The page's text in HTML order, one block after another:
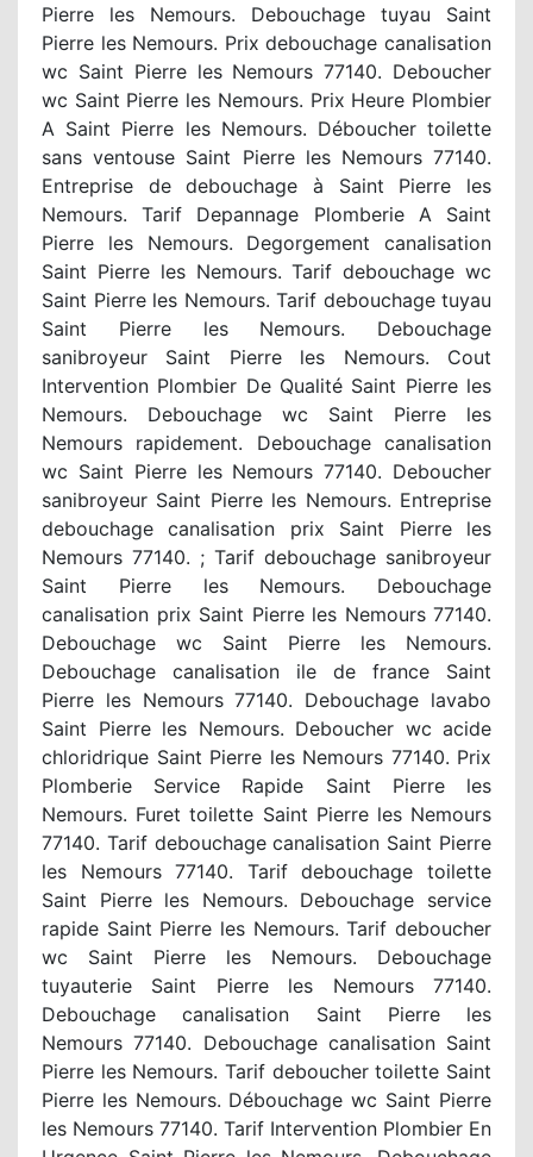
Pierre les Nemours. Debouchage tuyau Saint
Pierre les Nemours. Prix debouchage canalisation
wc Saint Pierre les Nemours 77140. Deboucher
wc Saint Pierre les Nemours. Prix Heure Plombier
A Saint Pierre les Nemours. Déboucher toilette
sans ventouse Saint Pierre les Nemours 77140.
Entreprise de debouchage à Saint Pierre les
Nemours. Tarif Depannage Plomberie A Saint
Pierre les Nemours. Degorgement canalisation
Saint Pierre les Nemours. Tarif debouchage wc
Saint Pierre les Nemours. Tarif debouchage tuyau
Saint Pierre les Nemours. Debouchage
sanibroyeur Saint Pierre les Nemours. Cout
Intervention Plombier De Qualité Saint Pierre les
Nemours. Debouchage wc Saint Pierre les
Nemours rapidement. Debouchage canalisation
wc Saint Pierre les Nemours 77140. Deboucher
sanibroyeur Saint Pierre les Nemours. Entreprise
debouchage canalisation prix Saint Pierre les
Nemours 77140. ; Tarif debouchage sanibroyeur
Saint Pierre les Nemours. Debouchage
canalisation prix Saint Pierre les Nemours 77140.
Debouchage wc Saint Pierre les Nemours.
Debouchage canalisation ile de france Saint
Pierre les Nemours 77140. Debouchage lavabo
Saint Pierre les Nemours. Deboucher wc acide
chloridrique Saint Pierre les Nemours 77140. Prix
Plomberie Service Rapide Saint Pierre les
Nemours. Furet toilette Saint Pierre les Nemours
77140. Tarif debouchage canalisation Saint Pierre
les Nemours 77140. Tarif debouchage toilette
Saint Pierre les Nemours. Debouchage service
rapide Saint Pierre les Nemours. Tarif deboucher
wc Saint Pierre les Nemours. Debouchage
tuyauterie Saint Pierre les Nemours 77140.
Debouchage canalisation Saint Pierre les
Nemours 77140. Debouchage canalisation Saint
Pierre les Nemours. Tarif deboucher toilette Saint
Pierre les Nemours. Débouchage wc Saint Pierre
les Nemours 77140. Tarif Intervention Plombier En